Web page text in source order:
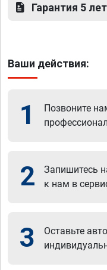
Гарантия 5 лет
Ваши действия:
1 Позвоните
2
Запишитесь
к нам в
3
Оставьте